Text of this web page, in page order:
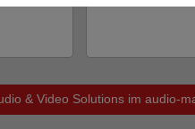
& Video Solutions im audio-